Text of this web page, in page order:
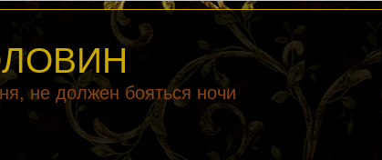
не должен бояться ночи